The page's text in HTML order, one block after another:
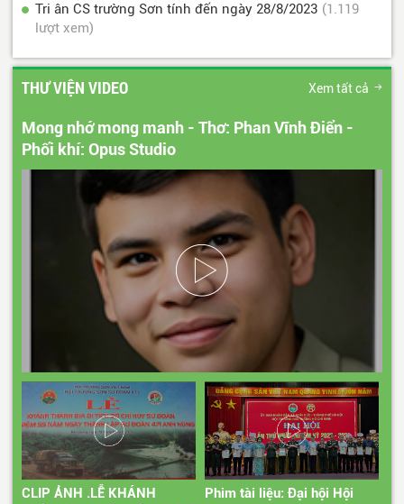
Tri ân CS trường Sơn tính đến ngày 28/8/2023 (1.119
lượt xem)
THƯ VIỆN VIDEO Xem tất cả
Mong nhớ mong manh - Thơ: Phan Vĩnh Điển -
Phối khí: Opus Studio
CLIP ẢNH .LỄ KHÁNH
Phim tài liệu: Đại hội Hội